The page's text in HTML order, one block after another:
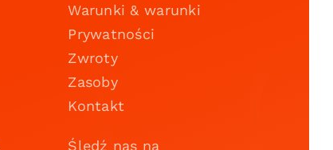
Warunki & warunki
Prywatności
Zwroty
Zasoby
Kontakt
Śledź nas na